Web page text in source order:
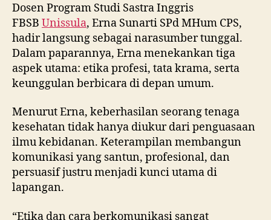
Dosen Program Studi Sastra Inggris
FBSB Unissula, Erna Sunarti SPd MHum CPS,
hadir langsung sebagai narasumber tunggal.
Dalam paparannya, Erna menekankan tiga
aspek utama: etika profesi, tata krama, serta
keunggulan berbicara di depan umum.
Menurut Erna, keberhasilan seorang tenaga
kesehatan tidak hanya diukur dari penguasaan
ilmu kebidanan. Keterampilan membangun
komunikasi yang santun, profesional, dan
persuasif justru menjadi kunci utama di
lapangan.
“Etika dan cara berkomunikasi sangat